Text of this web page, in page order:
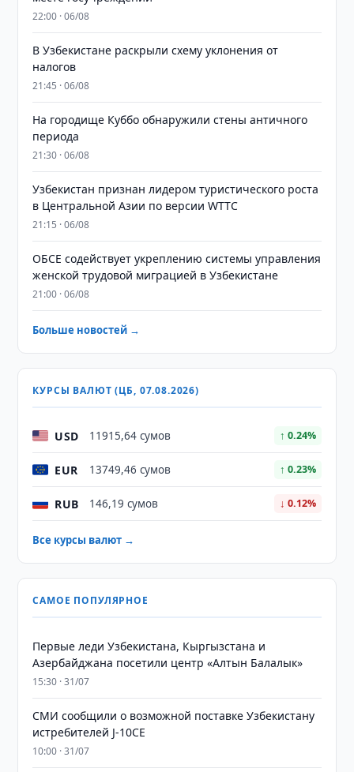
22:00 · 06/08
В Узбекистане раскрыли схему уклонения от
налогов
21:45 · 06/08
На городище Куббо обнаружили стены античного
периода
21:30 · 06/08
Узбекистан признан лидером туристического роста
в Центральной Азии по версии WTTC
21:15 · 06/08
ОБСЕ содействует укреплению системы управления
женской трудовой миграцией в Узбекистане
21:00 · 06/08
Больше новостей →
КУРСЫ ВАЛЮТ (ЦБ, 07.08.2026)
USD 11915,64 сумов ↑ 0.24%
EUR 13749,46 сумов ↑ 0.23%
RUB 146,19 сумов ↓ 0.12%
Все курсы валют →
САМОЕ ПОПУЛЯРНОЕ
Первые леди Узбекистана, Кыргызстана и
Азербайджана посетили центр «Алтын Балалык»
15:30 · 31/07
СМИ сообщили о возможной поставке Узбекистану
истребителей J-10CE
10:00 · 31/07